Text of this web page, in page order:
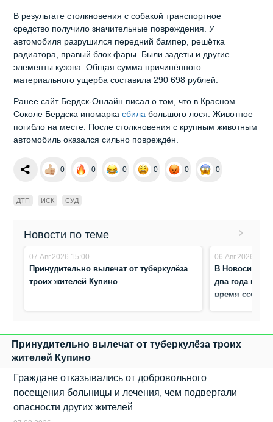
В результате столкновения с собакой транспортное
средство получило значительные повреждения. У
автомобиля разрушился передний бампер, решётка
радиатора, правый блок фары. Были задеты и другие
элементы кузова. Общая сумма причинённого
материального ущерба составила 290 698 рублей.
Ранее сайт Бердск-Онлайн писал о том, что в Красном
Соколе Бердска иномаркасбила большого лося. Животное
погибло на месте. После столкновения с крупным животным
автомобиль оказался сильно повреждён.
0 0 0 0 0 0
ДТП ИСК СУД
Новости по теме
07.Авг.2026 15:00
Принудительно вылечат от туберкулёза
троих жителей Купино
06.Авг.2026 8:12
В
два года
время ссоры
Принудительно вылечат от туберкулёза троих
жителей Купино
Граждане отказывались от добровольного
посещения больницы и лечения, чем подвергали
опасности других жителей